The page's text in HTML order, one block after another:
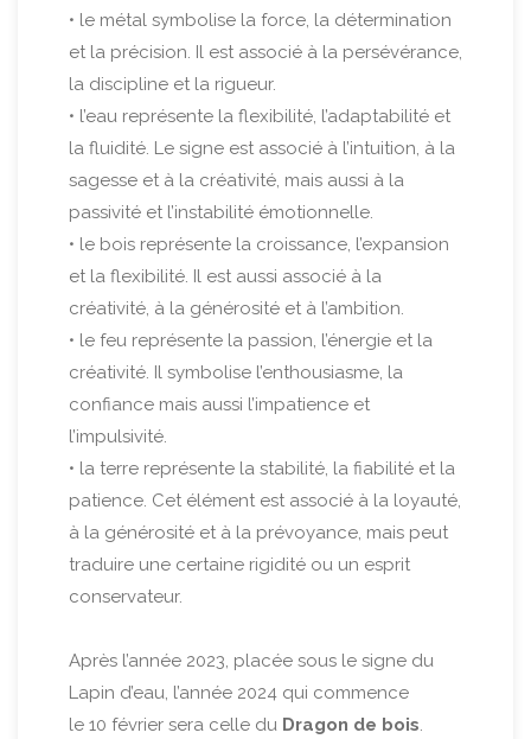
• le métal symbolise la force, la détermination
et la précision. Il est associé à la persévérance,
la discipline et la rigueur.
• l’eau représente la flexibilité, l’adaptabilité et
la fluidité. Le signe est associé à l’intuition, à la
sagesse et à la créativité, mais aussi à la
passivité et l’instabilité émotionnelle.
• le bois représente la croissance, l’expansion
et la flexibilité. Il est aussi associé à la
créativité, à la générosité et à l’ambition.
• le feu représente la passion, l’énergie et la
créativité. Il symbolise l’enthousiasme, la
confiance mais aussi l’impatience et
l’impulsivité.
• la terre représente la stabilité, la fiabilité et la
patience. Cet élément est associé à la loyauté,
à la générosité et à la prévoyance, mais peut
traduire une certaine rigidité ou un esprit
conservateur.
Après l’année 2023, placée sous le signe du
Lapin d’eau, l’année 2024 qui commence
le 10 février sera celle du Dragon de bois.